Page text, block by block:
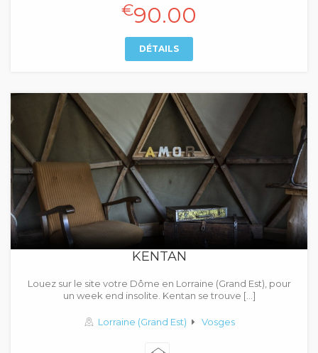
€90.00
DÉTAILS
KENTAN
Louez sur le site votre Dôme en Lorraine (Grand Est), pour
un week end insolite. Kentan se trouve […]
Lorraine (Grand Est) Vosges